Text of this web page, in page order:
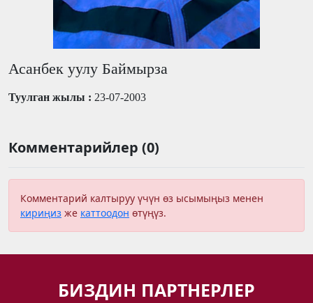
Асанбек уулу Баймырза
Туулган жылы : 23-07-2003
Комментарийлер (0)
Комментарий калтыруу үчүн өз ысымыңыз менен
кириңиз же каттоодон өтүңүз.
БИЗДИН ПАРТНЕРЛЕР